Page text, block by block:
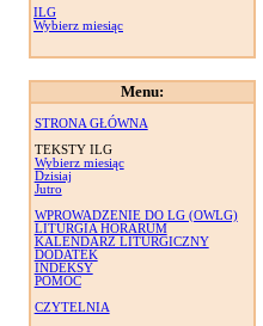
ILG
Wybierz miesiąc
Menu:
STRONA GŁÓWNA
TEKSTY ILG
Wybierz miesiąc
Dzisiaj
Jutro
WPROWADZENIE DO LG (OWLG)
LITURGIA HORARUM
KALENDARZ LITURGICZNY
DODATEK
INDEKSY
POMOC
CZYTELNIA